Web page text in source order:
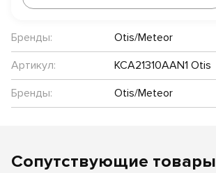
Бренды:
Otis/Meteor
Артикул:
KCA21310AAN1 Otis
Бренды:
Otis/Meteor
Сопутствующие товары